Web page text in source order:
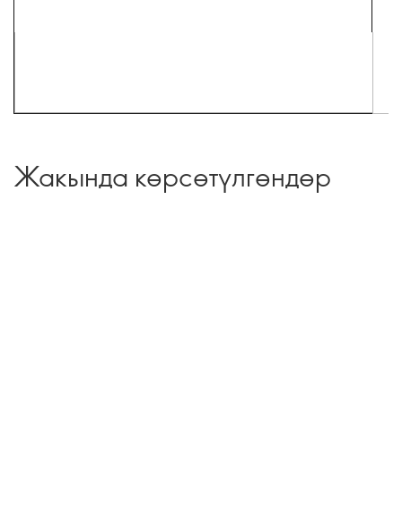
Жакында көрсөтүлгөндөр